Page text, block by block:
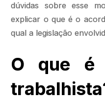
dúvidas sobre esse
explicar o que é o
qual a legislação
O que é